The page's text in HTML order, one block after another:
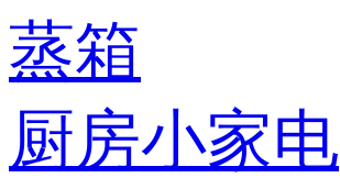
蒸箱
厨房小家电